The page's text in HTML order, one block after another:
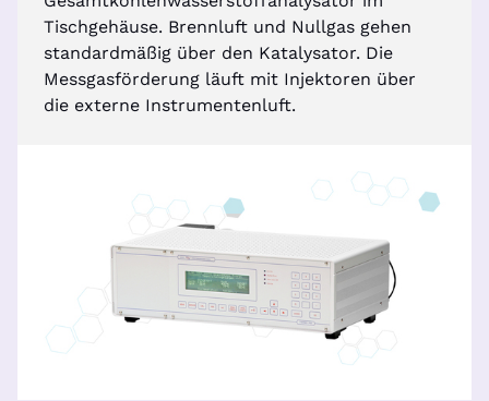
Tischgehäuse. Brennluft und Nullgas gehen
standardmäßig über den Katalysator. Die
Messgasförderung läuft mit Injektoren über
die externe Instrumentenluft.